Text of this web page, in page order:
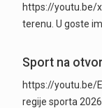
https://youtu.be/
terenu. U goste
Sport na
https://youtu.be/
regije sporta